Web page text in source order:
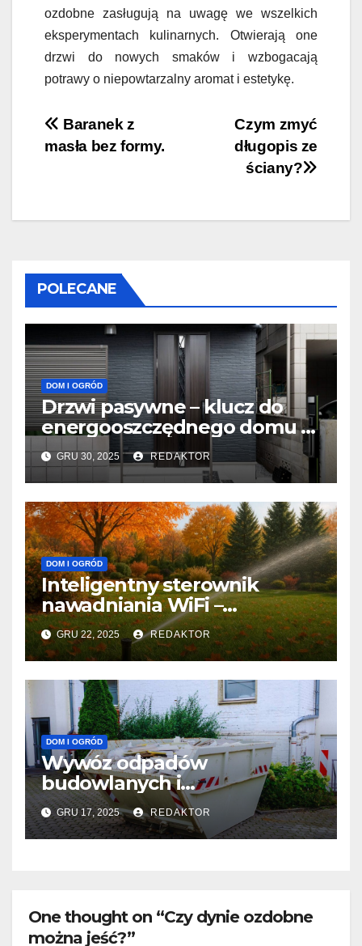
ozdobne zasługują na uwagę we wszelkich
eksperymentach kulinarnych. Otwierają one
drzwi do nowych smaków i wzbogacają
potrawy o niepowtarzalny aromat i estetykę.
Nawigacja
Czym zmyć
długopis ze
ściany?
Baranek z
masła bez formy.
POLECANE
DOM I OGRÓD
Drzwi pasywne – klucz do
energooszczędnego domu w
Warszawie
GRU 30, 2025 REDAKTOR
DOM I OGRÓD
Inteligentny sterownik
nawadniania WiFi –
nowoczesne nawadnianie z
Rain Bird
GRU 22, 2025 REDAKTOR
DOM I OGRÓD
Wywóz odpadów
budowlanych i
poremontowych – co zalicza
się do tej kategorii?
GRU 17, 2025 REDAKTOR
One thought on “Czy dynie ozdobne
można jeść?”